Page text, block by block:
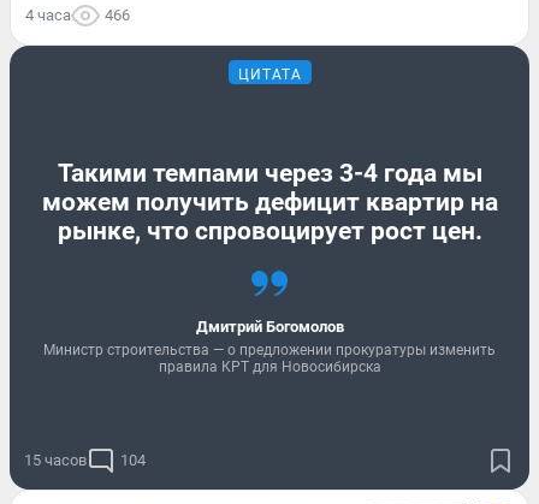
4 часа 466
ЦИТАТА
Такими темпами через 3-4 года мы
можем получить дефицит квартир на
рынке, что спровоцирует рост цен.
Дмитрий Богомолов
Министр строительства — о предложении прокуратуры изменить
правила КРТ для Новосибирска
15 часов 104